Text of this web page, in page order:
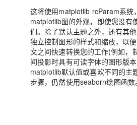
这将使用matplotlib rcParam系统
matplotlib图的外观，即使您没有
们。除了默认主题之外，还有其
独立控制图形的样式和缩放，以
文之间快速转换您的工作(例如，
间投影时具有可读字体的图形版
matplotlib默认值或喜欢不同的主
步骤，仍然使用seaborn绘图函数。